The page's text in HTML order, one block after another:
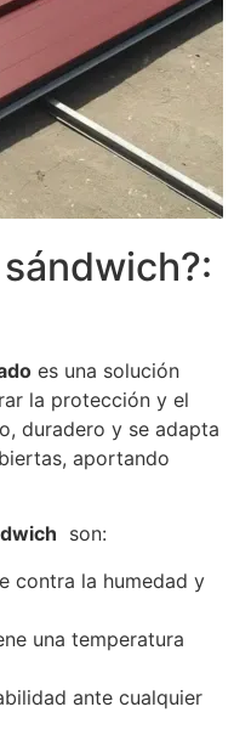
es una solución
la protección y el
duradero y se adapta
aportando
son:
contra la humedad y
una temperatura
ante cualquier